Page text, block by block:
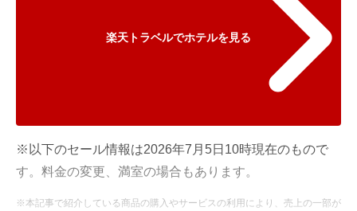
楽天トラベルでホテルを見る
※以下のセール情報は2026年7月5日10時現在のもので
す。料金の変更、満室の場合もあります。
※本記事で紹介している商品の購入やサービスの利用により、売上の一部が